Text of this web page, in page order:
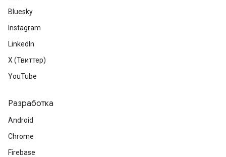
Bluesky
Instagram
LinkedIn
X (Твиттер)
YouTube
Разработка
Android
Chrome
Firebase